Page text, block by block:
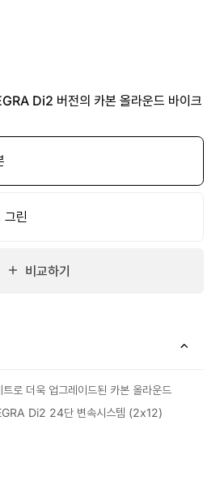
Di2 버전의 카본 올라운드 바이크
린
비교하기
로 더욱 업그레이드된 카본 올라운드
Di2 24단 변속시스템 (2x12)